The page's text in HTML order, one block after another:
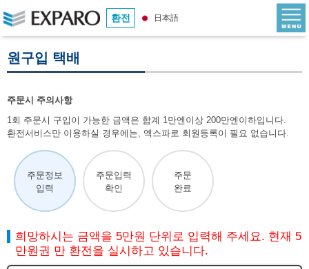
환전 日本語
원구입 택배
주문시 주의사항
1회 주문시 구입이 가능한 금액은 합계 1만엔이상 200만엔이하입니다.
환전서비스만 이용하실 경우에는, 엑스파로 회원등록이 필요 없습니다.
주문정보
입력
주문입력
확인
주문
완료
희망하시는 금액을 5만원 단위로 입력해 주세요. 현재 5
만원권 만 환전을 실시하고 있습니다.